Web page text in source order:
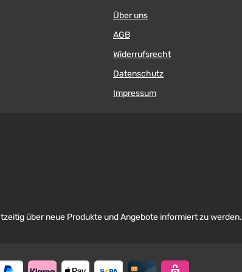
Über uns
AGB
Widerrufsrecht
Datenschutz
Impressum
über neue Produkte und Angebote informiert zu werden.